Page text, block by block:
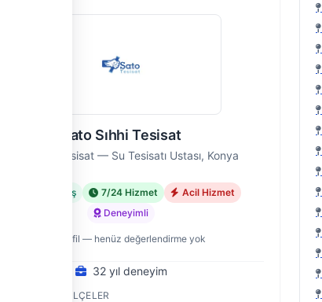
Şato Sıhhi Tesisat
Şato Sıhhi Tesisat — Su Tesisatı Ustası, Konya
Doğrulanmış 7/24 Hizmet
Acil Hizmet
Deneyimli
Yeni profil — henüz değerlendirme yok
32 yıl deneyim
VERDIĞI İLÇELER